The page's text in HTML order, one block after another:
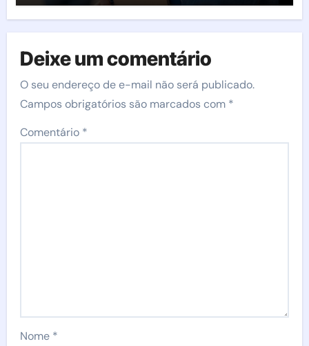
Deixe um comentário
O seu endereço de e-mail não será publicado.
Campos obrigatórios são marcados com *
Comentário *
Nome *